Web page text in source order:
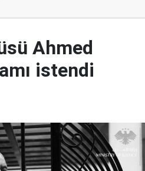
Ahmed
istendi